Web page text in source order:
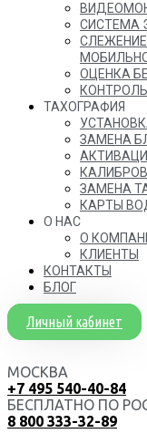
СИСТЕМА
ОЦЕНКА
ТАХОГРАФИЯ
ЗАМЕНА
ЗАМЕНА
КАРТЫ
О НАС
О
КЛИЕНТЫ
КОНТАКТЫ
БЛОГ
Личный кабинет
МОСКВА
+7 495 540-40-84
БЕСПЛАТНО ПО
8 800 333-32-89